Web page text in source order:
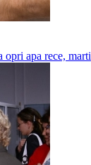
opri apa rece, marti